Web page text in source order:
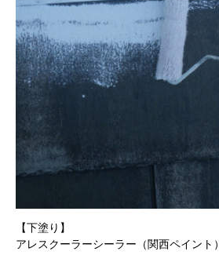
【下塗り】
アレスクーラーシーラー（関西ペイント）